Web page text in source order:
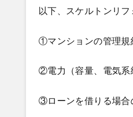
以下、スケルトンリフ
①マンションの管理規
②電力（容量、電気系
③ローンを借りる場合